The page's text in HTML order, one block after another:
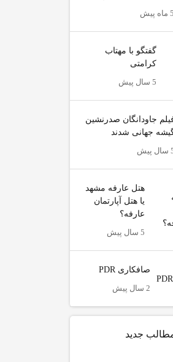
5 ماه پیش
گفتگو با مهتاب
کرامتی
5 سال پیش
جاودانگان صدرنشین
جهانی شدند
پیش
هتل عارفه مشهد
یا هتل آپارتمان
عارفه؟
5 سال پیش
صافکاری PDR
2 سال پیش
جدید